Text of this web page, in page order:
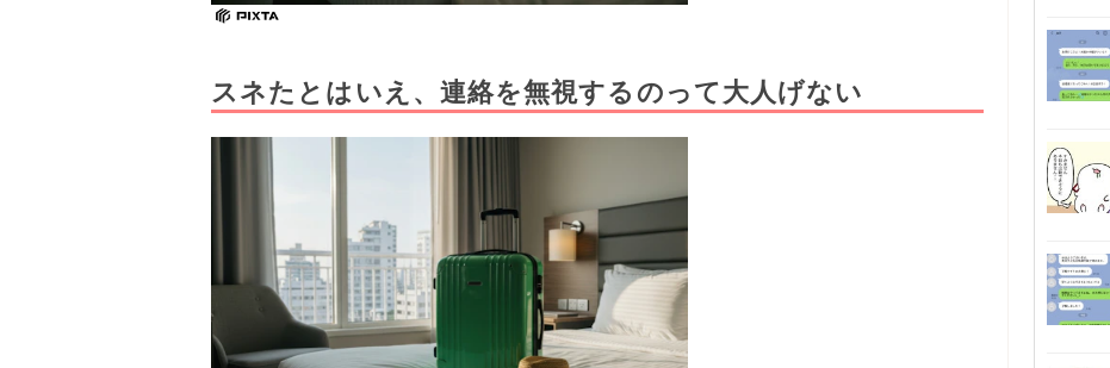
スネたとはいえ、連絡を無視するのって大人げない